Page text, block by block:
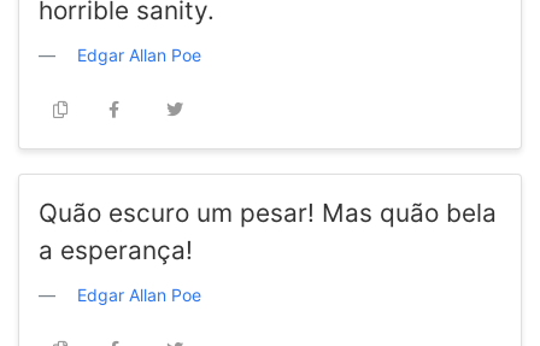
horrible sanity.
Edgar Allan Poe
Quão escuro um pesar! Mas quão bela
a esperança!
Edgar Allan Poe